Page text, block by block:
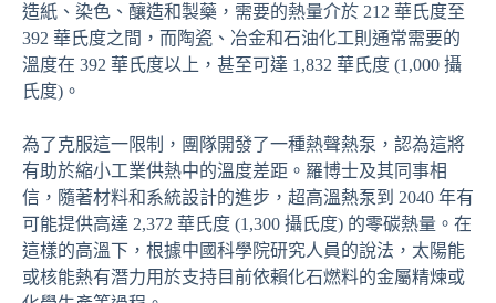
造紙、染色、釀造和製藥，需要的熱量介於 212 華氏度至
392 華氏度之間，而陶瓷、冶金和石油化工則通常需要的
溫度在 392 華氏度以上，甚至可達 1,832 華氏度 (1,000 攝
氏度)。
為了克服這一限制，團隊開發了一種熱聲熱泵，認為這將
有助於縮小工業供熱中的溫度差距。羅博士及其同事相
信，隨著材料和系統設計的進步，超高溫熱泵到 2040 年有
可能提供高達 2,372 華氏度 (1,300 攝氏度) 的零碳熱量。在
這樣的高溫下，根據中國科學院研究人員的說法，太陽能
或核能熱有潛力用於支持目前依賴化石燃料的金屬精煉或